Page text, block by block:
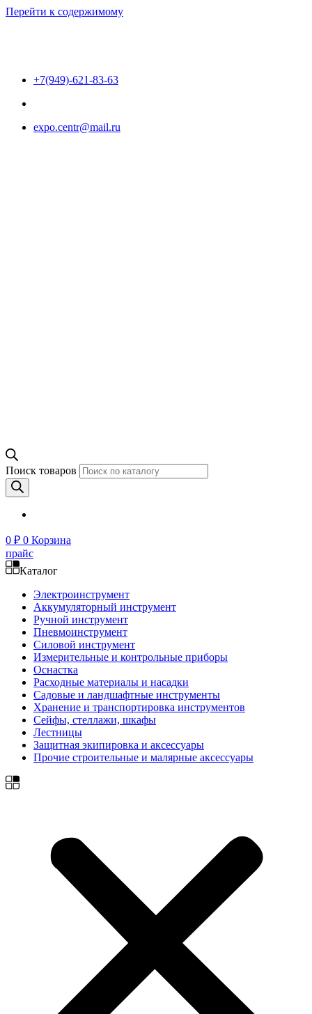
Перейти к содержимому
+7(949)-621-83-63
expo.centr@mail.ru
Поиск товаров
0 ₽ 0 Корзина
прайс
Каталог
Электроинструмент
Аккумуляторный инструмент
Ручной инструмент
Пневмоинструмент
Силовой инструмент
Измерительные и контрольные приборы
Оснастка
Расходные материалы и насадки
Садовые и ландшафтные инструменты
Хранение и транспортировка инструментов
Сейфы, стеллажи, шкафы
Лестницы
Защитная экипировка и аксессуары
Прочие строительные и малярные аксессуары